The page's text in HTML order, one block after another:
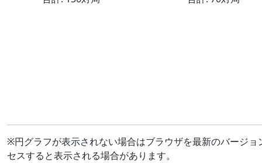
※円グラフが表示されない場合はブラウザを最新のバージ
セスすると表示される場合があります。